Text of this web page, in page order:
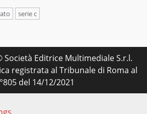
serie c
Società Editrice Multimediale S.r.l.
registrata al Tribunale di Roma al
del 14/12/2021